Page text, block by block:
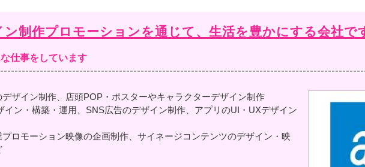
ン制作プロモーションを通じて、生活を豊かにする会社で
仕事をしています
デザイン制作、店頭POP・ポスターやキャラクターデザイン制作
イン・構築・運用、SNS広告のデザイン制作、アプリのUI・UXデザイン
プロモーション映像の企画制作、サイネージコンテンツのデザイン・映